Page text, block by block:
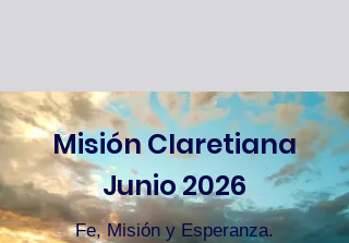
Misión Claretiana
Junio 2026
Fe, Misión y Esperanza.